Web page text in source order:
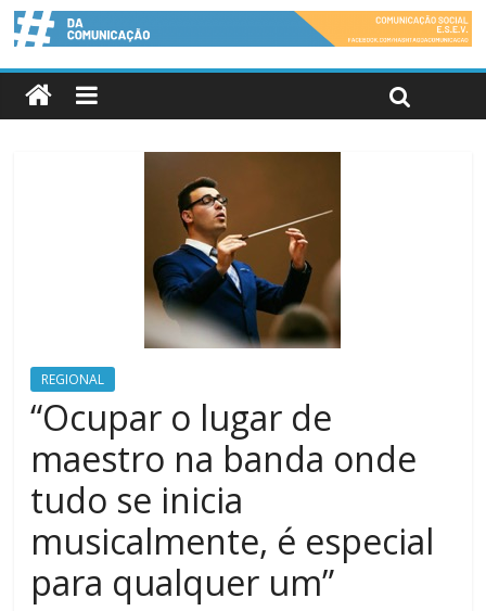
REGIONAL
“Ocupar o lugar de
maestro na banda onde
tudo se inicia
musicalmente, é especial
para qualquer um”